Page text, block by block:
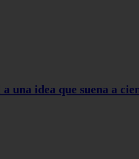
una idea que suena a